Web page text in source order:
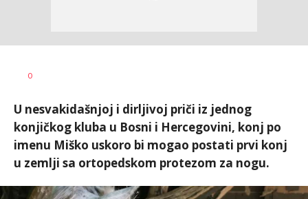
AUTOR
0
U nesvakidašnjoj i dirljivoj priči iz jednog
konjičkog kluba u Bosni i Hercegovini, konj po
imenu Miško uskoro bi mogao postati prvi konj
u zemlji sa ortopedskom protezom za nogu.